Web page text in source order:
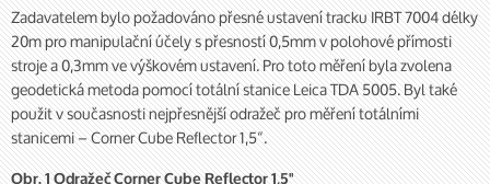
Zadavatelem bylo požadováno přesné ustavení tracku IRBT 7004 délky
20m pro manipulační účely s přesností 0,5mm v polohové přímosti
stroje a 0,3mm ve výškovém ustavení. Pro toto měření byla zvolena
geodetická metoda pomocí totální stanice Leica TDA 5005. Byl také
použit v současnosti nejpřesnější odražeč pro měření totálními
stanicemi – Corner Cube Reflector 1,5“.
Obr. 1 Odražeč Corner Cube Reflector 1,5"